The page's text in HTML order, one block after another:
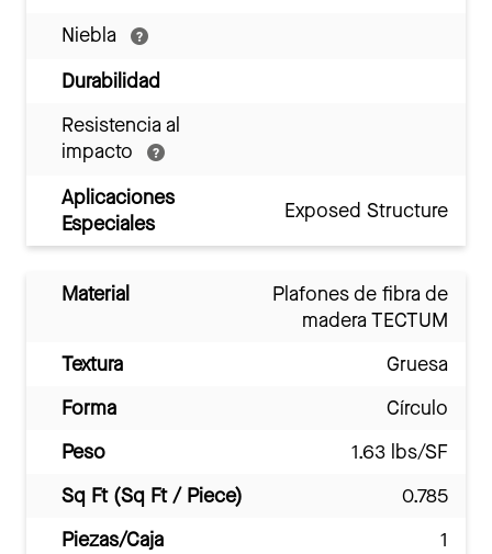
Niebla
Durabilidad
Resistencia al
impacto
Aplicaciones
Especiales
Exposed Structure
Material
Plafones de fibra de
madera TECTUM
Textura
Gruesa
Forma
Círculo
Peso
1.63 lbs/SF
Sq Ft (Sq Ft / Piece)
0.785
Piezas/Caja
1